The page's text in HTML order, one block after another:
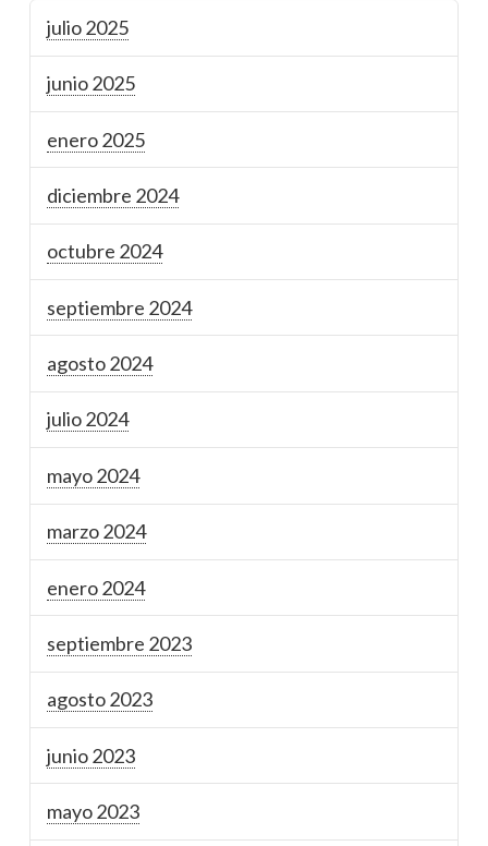
julio 2025
junio 2025
enero 2025
diciembre 2024
octubre 2024
septiembre 2024
agosto 2024
julio 2024
mayo 2024
marzo 2024
enero 2024
septiembre 2023
agosto 2023
junio 2023
mayo 2023